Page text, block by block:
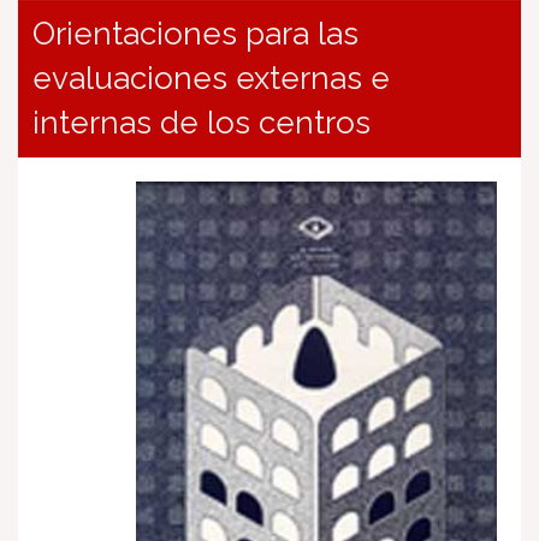
Orientaciones para las
evaluaciones externas e
internas de los centros